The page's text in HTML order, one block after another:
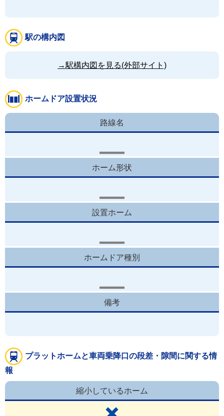
駅の構内図
→駅構内図を見る(外部サイト)
ホームドア設置状況
路線名
ホーム形状
設置ホーム
ホームドア種別
備考
プラットホームと車両乗降口の段差・隙間に関する情
報
縮小しているホーム